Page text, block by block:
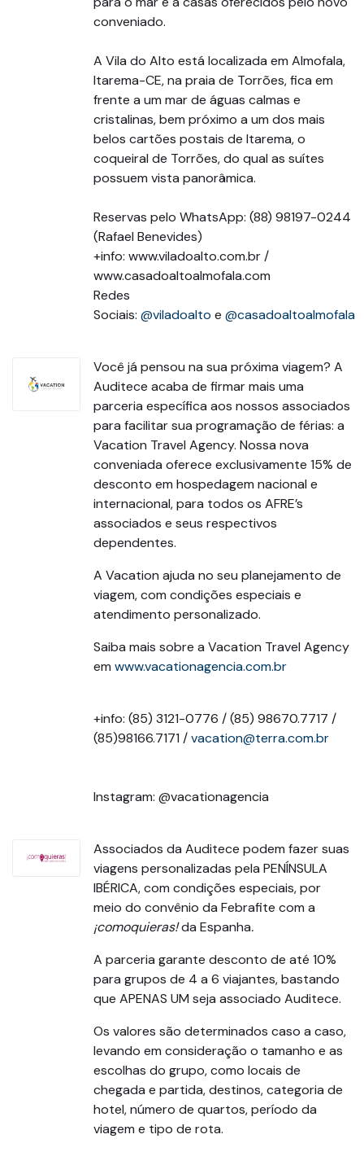
conveniado.
A Vila do Alto está localizada em Almofala,
Itarema-CE, na praia de Torrões, fica em
frente a um mar de águas calmas e
cristalinas, bem próximo a um dos mais
belos cartões postais de Itarema, o
coqueiral de Torrões, do qual as suítes
possuem vista panorâmica.
Reservas pelo WhatsApp: (88) 98197-0244
(Rafael Benevides)
+info: www.viladoalto.com.br /
www.casadoaltoalmofala.com
Redes
Sociais: @viladoalto e @casadoaltoalmofala
Você já pensou na sua próxima viagem? A
Auditece acaba de firmar mais uma
parceria específica aos nossos associados
para facilitar sua programação de férias: a
Vacation Travel Agency. Nossa nova
conveniada oferece exclusivamente 15% de
desconto em hospedagem nacional e
internacional, para todos os AFRE’s
associados e seus respectivos
dependentes.
A Vacation ajuda no seu planejamento de
viagem, com condições especiais e
atendimento personalizado.
Saiba mais sobre a Vacation Travel Agency
em www.vacationagencia.com.br
+info: (85) 3121-0776 / (85) 98670.7717 /
(85)98166.7171 /vacation@terra.com.br
Instagram: @vacationagencia
Associados da Auditece podem fazer suas
viagens personalizadas pela PENÍNSULA
IBÉRICA, com condições especiais, por
meio do convênio da Febrafite com a
¡comoquieras!da Espanha.
A parceria garante desconto de até 10%
para grupos de 4 a 6 viajantes, bastando
que APENAS UM seja associado Auditece.
Os valores são determinados caso a caso,
levando em consideração o tamanho e as
escolhas do grupo, como locais de
chegada e partida, destinos, categoria de
hotel, número de quartos, período da
viagem e tipo de rota.